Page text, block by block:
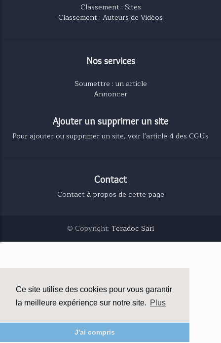
Ce site utilise des cookies pour vous garantir
la meilleure expérience sur notre site. Plus
J'ai compris
Classement : Sites
Classement : Auteurs de Vidéos
Nos services
Soumettre : un article
Annoncer
Ajouter un supprimer un site
Pour ajouter ou supprimer un site, voir l'article 4 des CGUs
Contact
Contact à propos de cette page
© Copyright: Teradoc Sarl